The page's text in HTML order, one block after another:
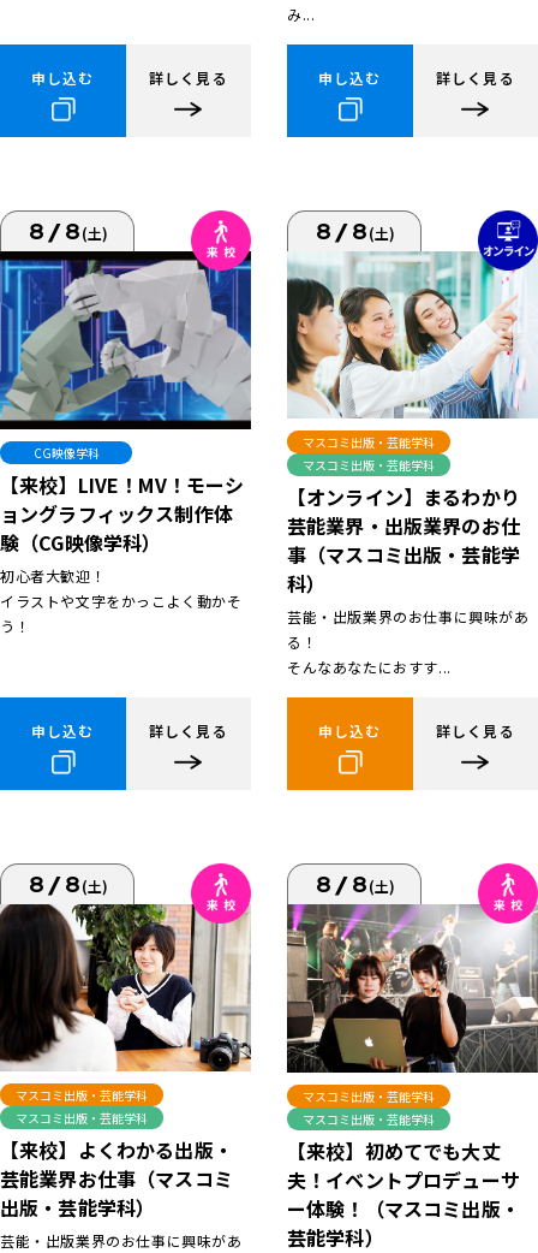
申し込む 詳しく見る
み...
申し込む 詳しく見る
8/8(土)
CG映像学科
【来校】LIVE！MV！モーシ
ョングラフィックス制作体
験（CG映像学科）
初心者大歓迎！
イラストや文字をかっこよく動かそ
う！
申し込む 詳しく見る
8/8(土)
マスコミ出版・芸能学科
マスコミ出版・芸能学科
【オンライン】まるわかり
芸能業界・出版業界のお仕
事（マスコミ出版・芸能学
科）
芸能・出版業界のお仕事に興味があ
る！
そんなあなたにおすす...
申し込む 詳しく見る
8/8(土)
マスコミ出版・芸能学科
マスコミ出版・芸能学科
【来校】よくわかる出版・
芸能業界お仕事（マスコミ
出版・芸能学科）
芸能・出版業界のお仕事に興味があ
8/8(土)
マスコミ出版・芸能学科
マスコミ出版・芸能学科
【来校】初めてでも大丈
夫！イベントプロデューサ
ー体験！（マスコミ出版・
芸能学科）